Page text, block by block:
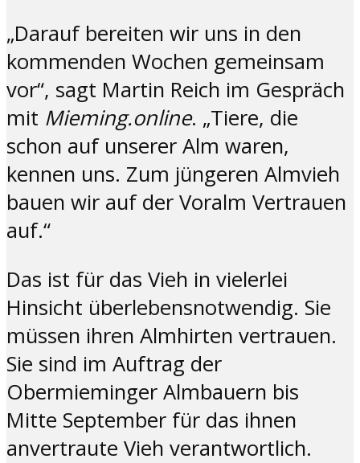
„Darauf bereiten wir uns in den
kommenden Wochen gemeinsam
vor“, sagt Martin Reich im Gespräch
mit Mieming.online. „Tiere, die
schon auf unserer Alm waren,
kennen uns. Zum jüngeren Almvieh
bauen wir auf der Voralm Vertrauen
auf.“
Das ist für das Vieh in vielerlei
Hinsicht überlebensnotwendig. Sie
müssen ihren Almhirten vertrauen.
Sie sind im Auftrag der
Obermieminger Almbauern bis
Mitte September für das ihnen
anvertraute Vieh verantwortlich.